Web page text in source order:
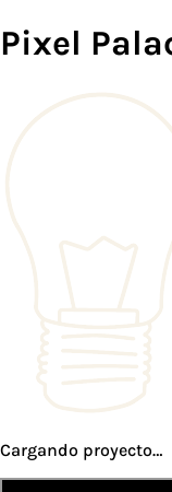
Pixel
Cargando proyecto…